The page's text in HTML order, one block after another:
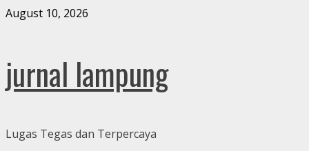
Skip
August 10, 2026
jurnal lampung
Lugas Tegas dan Terpercaya